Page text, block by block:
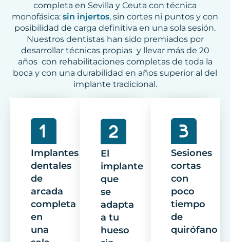
completa en Sevilla y Ceuta con técnica
monofásica: sin injertos, sin cortes ni puntos y con
posibilidad de carga definitiva en una sola sesión.
Nuestros dentistas han sido premiados por
desarrollar técnicas propias y llevar más de 20
años con rehabilitaciones completas de toda la
boca y con una durabilidad en años superior al del
implante tradicional.
Implantes
dentales
de
arcada
completa
en
una
El
implante
que
se
adapta
a tu
hueso
Sesiones
cortas
con
poco
tiempo
de
quirófano